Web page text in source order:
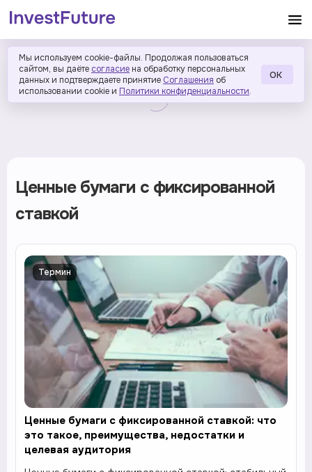
Мы используем cookie-файлы. Продолжая пользоваться
сайтом, вы даёте согласие на обработку персональных
данных и подтверждаете принятие Соглашения об
использовании cookie и Политики конфиденциальности.
ОК
Ценные бумаги с фиксированной
ставкой
Термин
Ценные бумаги с фиксированной ставкой: что
это такое, преимущества, недостатки и
целевая аудитория